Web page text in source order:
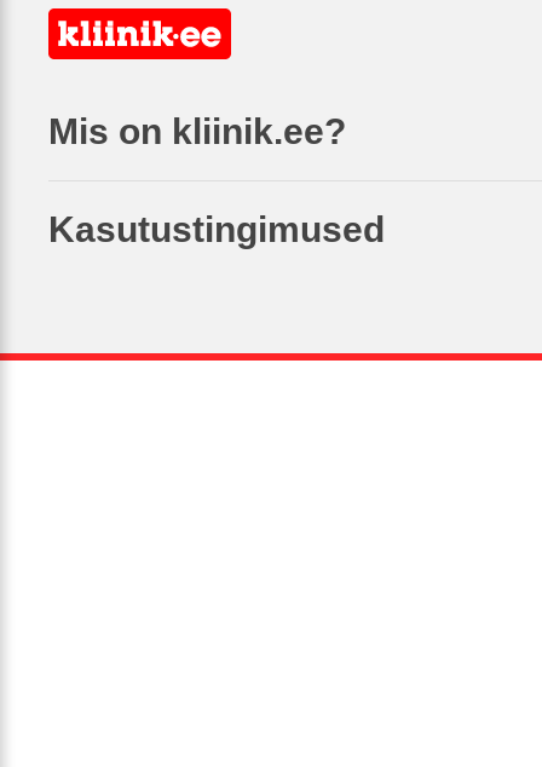
Mis on kliinik.ee?
Kasutustingimused